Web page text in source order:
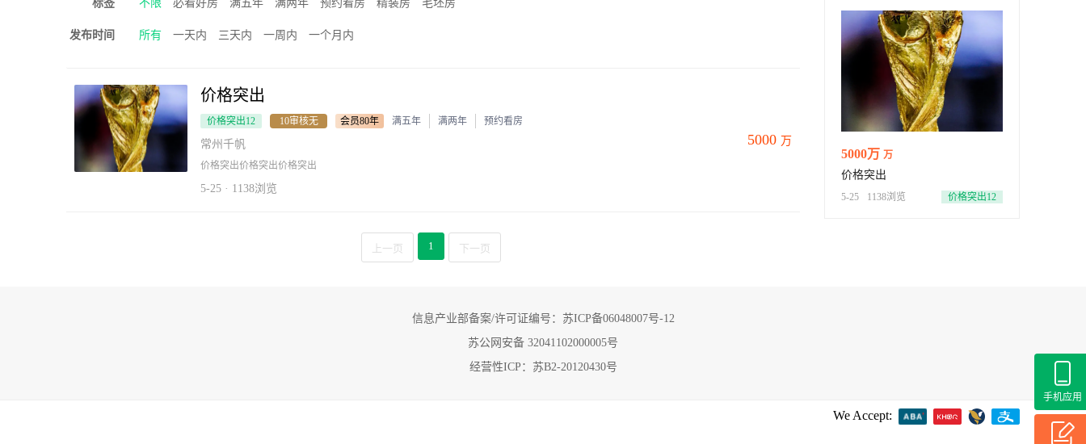
手机应用
标签 不限 必看好房 满五年 满两年 预约看房 精装房 毛坯房
发布时间 所有 一天内 三天内 一周内 一个月内
价格突出
价格突出12
10审核无
会员80年 满五年 满两年 预约看房
常州千帆
价格突出价格突出价格突出
5-25 · 1138浏览
5000 万
上一页 1 下一页
5000万 万
价格突出
5-25 1138浏览 价格突出12
信息产业部备案/许可证编号：苏ICP备06048007号-12
苏公网安备 32041102000005号
经营性ICP：苏B2-20120430号
We Accept: